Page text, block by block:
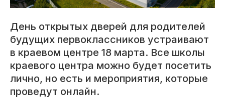
День открытых дверей для родителей
будущих первоклассников устраивают
в краевом центре 18 марта. Все школы
краевого центра можно будет посетить
лично, но есть и мероприятия, которые
проведут онлайн.